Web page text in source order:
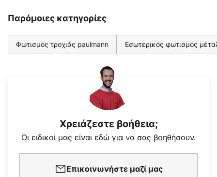
Παρόμοιες κατηγορίες
Φωτισμός τροχιάς paulmann Εσωτερικός φωτισμός
Χρειάζεστε βοήθεια;
Οι ειδικοί μας είναι εδώ για να σας βοηθήσουν.
Επικοινωνήστε μαζί μας